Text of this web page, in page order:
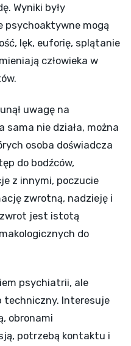
Wyniki były
psychoaktywne mogą
lęk, euforię, splątanie
człowieka w
uwagę na
nie działa, można
osoba doświadcza
do bodźców,
z innymi, poczucie
zwrotną, nadzieję i
zwrot jest istotą
do
psychiatrii, ale
techniczny. Interesuje
obronami
potrzebą kontaktu i